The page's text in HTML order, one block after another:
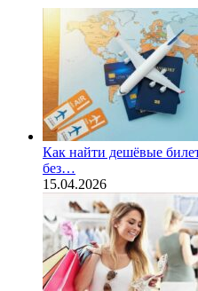
Как найти дешёвые
без…
15.04.2026